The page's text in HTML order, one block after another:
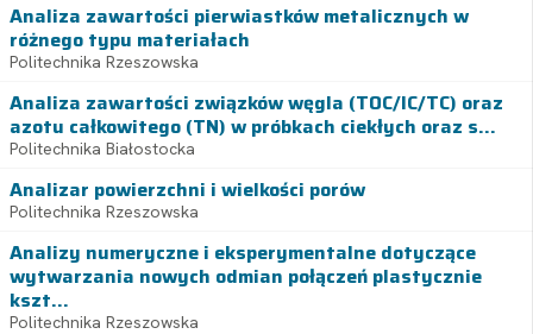
Analiza zawartości pierwiastków metalicznych w
różnego typu materiałach
Politechnika Rzeszowska
Analiza zawartości związków węgla (TOC/IC/TC) oraz
azotu całkowitego (TN) w próbkach ciekłych oraz s...
Politechnika Białostocka
Analizar powierzchni i wielkości porów
Politechnika Rzeszowska
Analizy numeryczne i eksperymentalne dotyczące
wytwarzania nowych odmian połączeń plastycznie
kszt...
Politechnika Rzeszowska